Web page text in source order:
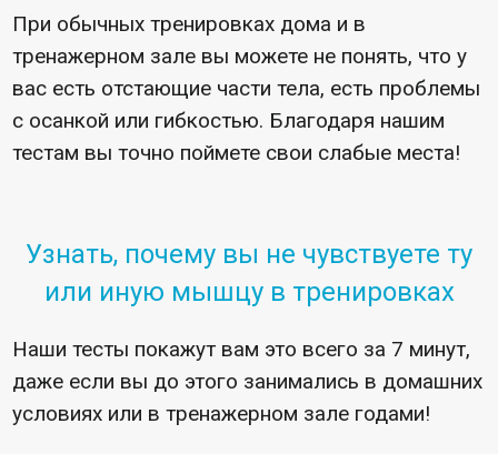
При обычных тренировках дома и в
тренажерном зале вы можете не понять, что у
вас есть отстающие части тела, есть проблемы
с осанкой или гибкостью. Благодаря нашим
тестам вы точно поймете свои слабые места!
Узнать, почему вы не чувствуете ту
или иную мышцу в тренировках
Наши тесты покажут вам это всего за 7 минут,
даже если вы до этого занимались в домашних
условиях или в тренажерном зале годами!